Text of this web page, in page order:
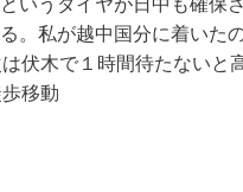
いうダイヤが日中も確保
。私が越中国分に着いた
伏木で１時間待たないと
移動